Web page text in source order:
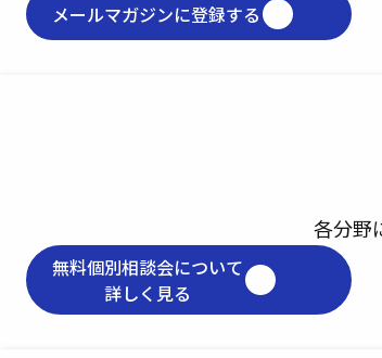
メールマガジンに登録する
各分野
無料個別相談会について
詳しく見る